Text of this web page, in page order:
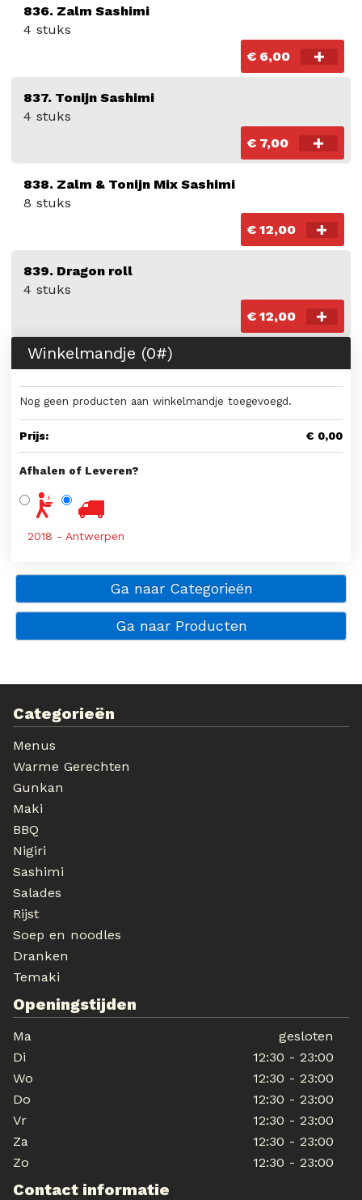
836. Zalm Sashimi
4 stuks
€ 6,00
837. Tonijn Sashimi
4 stuks
€ 7,00
838. Zalm & Tonijn Mix Sashimi
8 stuks
€ 12,00
839. Dragon roll
4 stuks
€ 12,00
Winkelmandje (0#)
Nog geen producten aan winkelmandje toegevoegd.
Prijs: € 0,00
Afhalen of Leveren?
2018 - Antwerpen
Ga naar Categorieën
Ga naar Producten
Categorieën
Menus
Warme Gerechten
Gunkan
Maki
BBQ
Nigiri
Sashimi
Salades
Rijst
Soep en noodles
Dranken
Temaki
Openingstijden
Ma
gesloten
Di
12:30 - 23:00
Wo
12:30 - 23:00
Do
12:30 - 23:00
Vr
12:30 - 23:00
Za
12:30 - 23:00
Zo
12:30 - 23:00
Contact informatie